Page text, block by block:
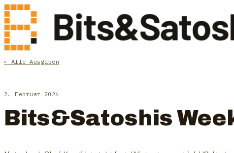
← Alle Ausgaben
2. Februar 2026
Bits&Satoshis